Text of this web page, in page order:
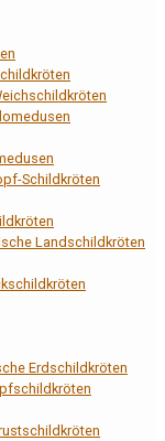
Schildkröten
Landschildkröten
Erdschildkröten